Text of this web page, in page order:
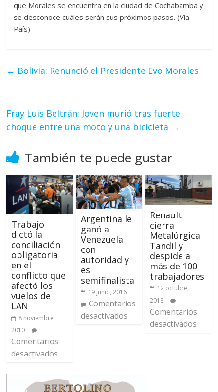
que Morales se encuentra en la ciudad de Cochabamba y
se desconoce cuáles serán sus próximos pasos. (Vía
País)
← Bolivia: Renunció el Presidente Evo Morales
Fray Luis Beltrán: Joven murió tras fuerte
choque entre una moto y una bicicleta →
También te puede gustar
Trabajo
dictó la
conciliación
obligatoria
en el
conflicto que
afectó los
vuelos de
LAN
8 noviembre,
2010
Comentarios
desactivados
Argentina le
ganó a
Venezuela
con
autoridad y
es
semifinalista
19 junio, 2016
Comentarios
desactivados
Renault
cierra
Metalúrgica
Tandil y
despide a
más de 100
trabajadores
12 octubre,
2018
Comentarios
desactivados